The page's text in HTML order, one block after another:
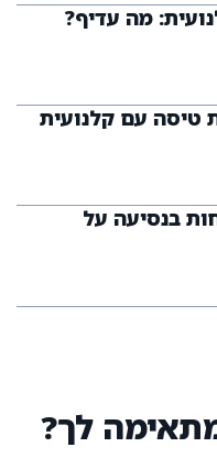
מה עדיף?
טיסה עם קלנועית
בנסיעה על
לך?